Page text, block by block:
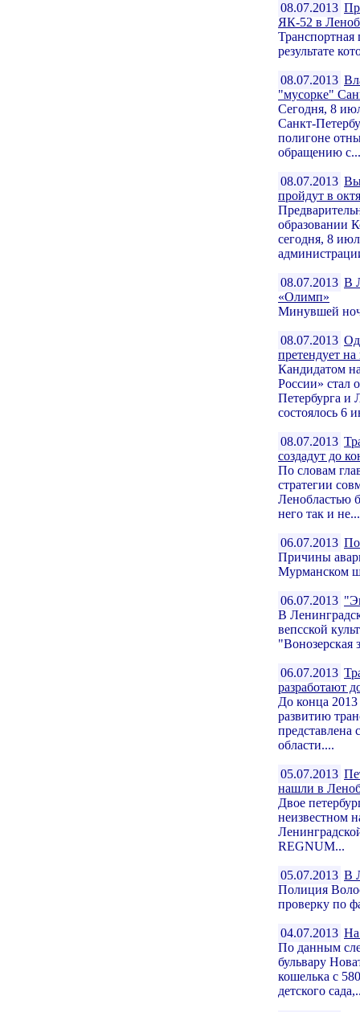
08.07.2013
ЯК-52 в
Транспортная
результате
08.07.2013
"мусорке"
Сегодня, 8
Санкт-
полигоне
обращению с...
08.07.2013
пройдут в
образовании
сегодня, 8
08.07.2013 В
«Олимп»
Минувшей
08.07.2013
претендует
Кандидатом
России» стал
Петербурга и
состоялось 6
08.07.2013
создадут до
По словам
стратегии
Ленобластью
него так и не...
06.07.2013
Причины
Мурманском
06.07.2013
В
вепсской
06.07.2013
разработают
До конца 2013
развитию
представлена
области....
05.07.2013
нашли в
Двое
неизвестном
REGNUM...
05.07.2013 В
Полиция
проверку по
04.07.2013 На
По данным
бульвару
кошелька с
детского